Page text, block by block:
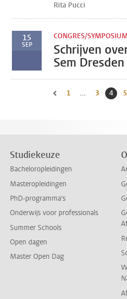
Rita Pucci
15
SEP
CONGRES/
Schrijven
Sem
Naar vorige pagina, pagina 3
Naar eerste
1 ... Naar
3 4 5
Studiekeuze
Bacheloropleidingen
Masteropleidingen
PhD-programma's
Onderwijs voor professionals
Summer Schools
Open dagen
Master Open Dag